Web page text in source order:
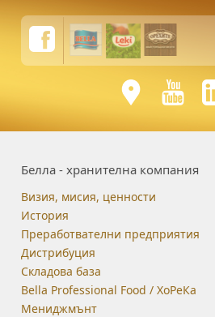
Белла - хранителна компания
Визия, мисия, ценности
История
Преработвателни предприятия
Дистрибуция
Складова база
Bella Professional Food / ХоРеКа
Мениджмънт